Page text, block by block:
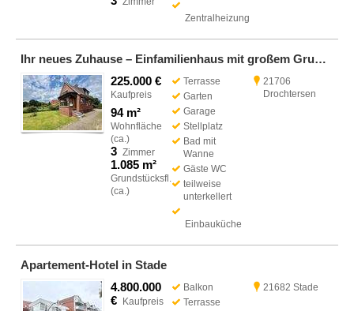
Zentralheizung
Ihr neues Zuhause – Einfamilienhaus mit großem Grundstück
225.000 €
Kaufpreis
94 m²
Wohnfläche
(ca.)
3 Zimmer
1.085 m²
Grundstücksfl.
(ca.)
Terrasse
Garten
Garage
Stellplatz
Bad mit
Wanne
Gäste WC
teilweise
unterkellert
Einbauküche
21706
Drochtersen
Apartement-Hotel in Stade
4.800.000
€
Kaufpreis
Balkon
Terrasse
21682 Stade